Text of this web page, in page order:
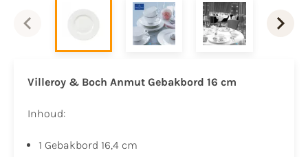
Villeroy & Boch Anmut Gebakbord 16 cm
Inhoud:
1 Gebakbord 16,4 cm